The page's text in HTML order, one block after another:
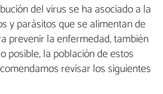
del virus se ha asociado a la
y parásitos que se alimentan de
prevenir la enfermedad, también
posible, la población de estos
revisar los siguientes